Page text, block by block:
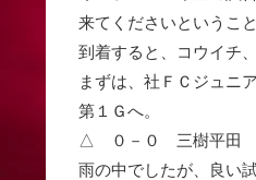
来てくださいというこ
到着すると、コウイチ
まずは、社ＦＣジュニ
第１Ｇへ。
△ ０－０ 三樹平田
雨の中でしたが、良い